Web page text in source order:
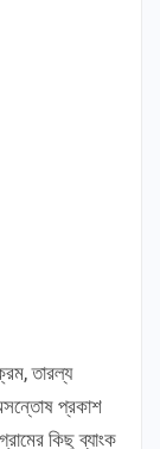
তারল্য
প্রকাশ
কিছু ব্যাংক